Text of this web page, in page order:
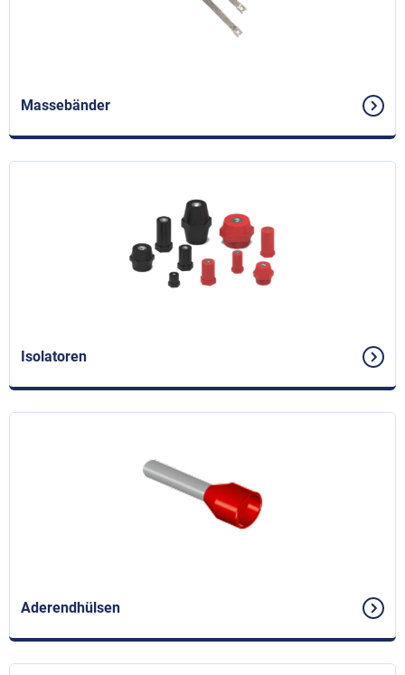
Massebänder
Isolatoren
Aderendhülsen